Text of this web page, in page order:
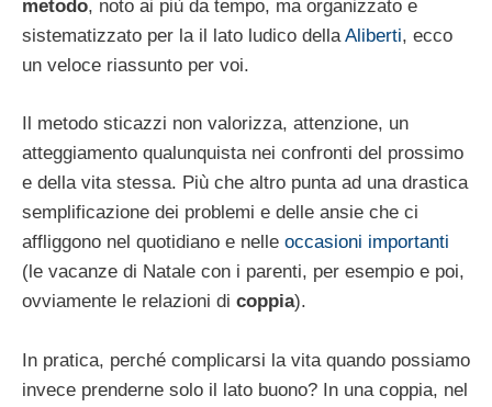
metodo, noto ai più da tempo, ma organizzato e
sistematizzato per la il lato ludico dellaAliberti, ecco
un veloce riassunto per voi.
Il metodo sticazzi non valorizza, attenzione, un
atteggiamento qualunquista nei confronti del prossimo
e della vita stessa. Più che altro punta ad una drastica
semplificazione dei problemi e delle ansie che ci
affliggono nel quotidiano e nelle occasioni importanti
(le vacanze di Natale con i parenti, per esempio e poi,
ovviamente le relazioni di coppia).
In pratica, perché complicarsi la vita quando possiamo
invece prenderne solo il lato buono? In una coppia, nel